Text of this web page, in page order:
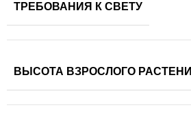
ТРЕБОВАНИЯ К СВЕТУ
ВЫСОТА ВЗРОСЛОГО